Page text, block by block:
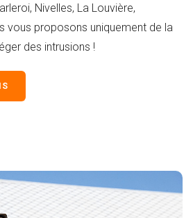
Nivelles, La Louvière,
vous proposons uniquement de la
des intrusions !